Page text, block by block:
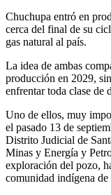
Chuchupa entró en
cerca del final de su
gas natural al país.
La idea de ambas
producción en 2029,
enfrentar toda clase de
Uno de ellos, muy
el pasado 13 de
Distrito Judicial de
Minas y Energía y
exploración del pozo,
comunidad indígena de